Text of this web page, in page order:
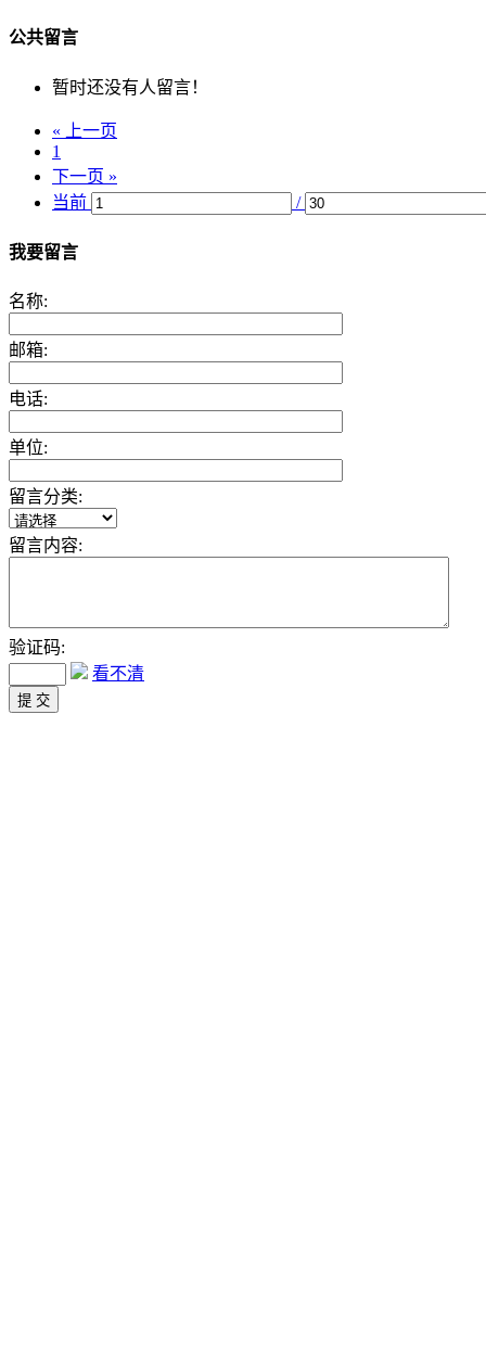
公共留言
暂时还没有人留言！
« 上一页
1
下一页 »
当前
/
我要留言
名称:
邮箱:
电话:
单位:
留言分类:
留言内容:
验证码:
看不清